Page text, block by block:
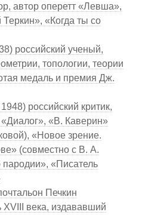
автор оперетт «Левша»,
«Когда ты со
российский ученый,
топологии, теории
медаль и премия Дж.
российский критик,
«Диалог», «В. Каверин»
«Новое зрение.
(совместно с В. А.
«Писатель
Печкин
XVIII века, издававший